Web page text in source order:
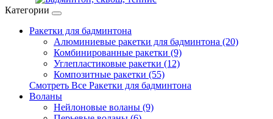
Категории
Ракетки для бадминтона
Алюминиевые ракетки для бадминтона (20)
Комбинированные ракетки (9)
Углепластиковые ракетки (12)
Композитные ракетки (55)
Смотреть Все Ракетки для бадминтона
Воланы
Нейлоновые воланы (9)